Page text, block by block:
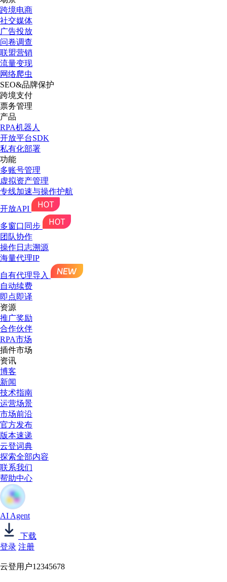
跨境电商
社交媒体
广告投放
问卷调查
联盟营销
流量变现
网络爬虫
SEO&品牌保护
跨境支付
票务管理
产品
RPA机器人
开放平台SDK
私有化部署
功能
多账号管理
虚拟资产管理
专线加速与操作护航
开放API
多窗口同步
团队协作
操作日志溯源
海量代理IP
自有代理导入
自动续费
即点即译
资源
推广奖励
合作伙伴
RPA市场
插件市场
资讯
博客
新闻
技术指南
运营场景
市场前沿
官方发布
版本速递
云登词典
探索全部内容
联系我们
帮助中心
AI Agent
下载
登录 注册
云登用户12345678